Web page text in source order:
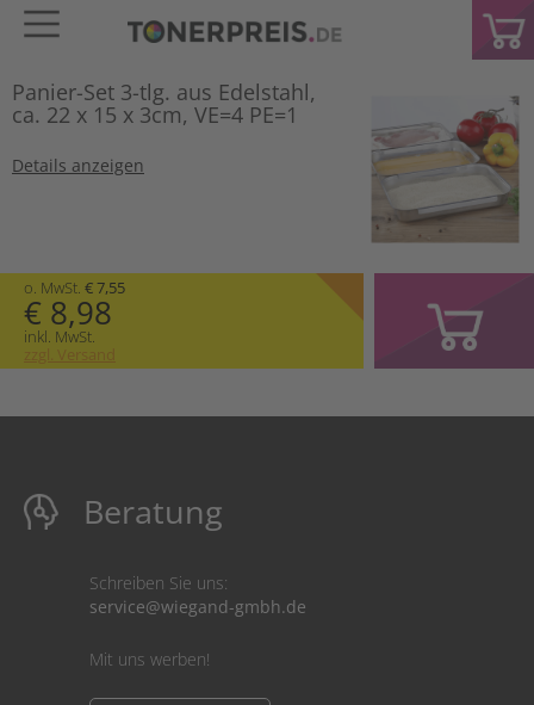
Panier-Set 3-tlg. aus Edelstahl,
ca. 22 x 15 x 3cm, VE=4 PE=1
Details anzeigen
o. MwSt. € 7,55
€ 8,98
inkl. MwSt.
zzgl. Versand
Beratung
Schreiben Sie uns:
service@wiegand-gmbh.de
Mit uns werben!